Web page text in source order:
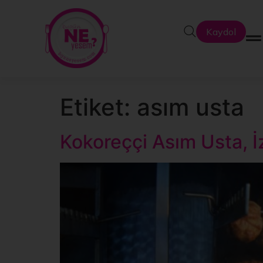
Kaydol
Etiket: asım usta
Kokoreççi Asım Usta,